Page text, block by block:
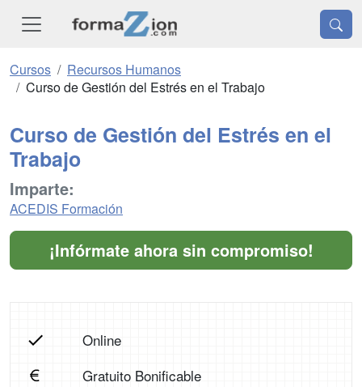
Cursos
Recursos Humanos
Curso de Gestión del Estrés en el Trabajo
Curso de Gestión del Estrés en el
Trabajo
Imparte:
ACEDIS Formación
¡Infórmate ahora sin compromiso!
Online
Gratuito Bonificable